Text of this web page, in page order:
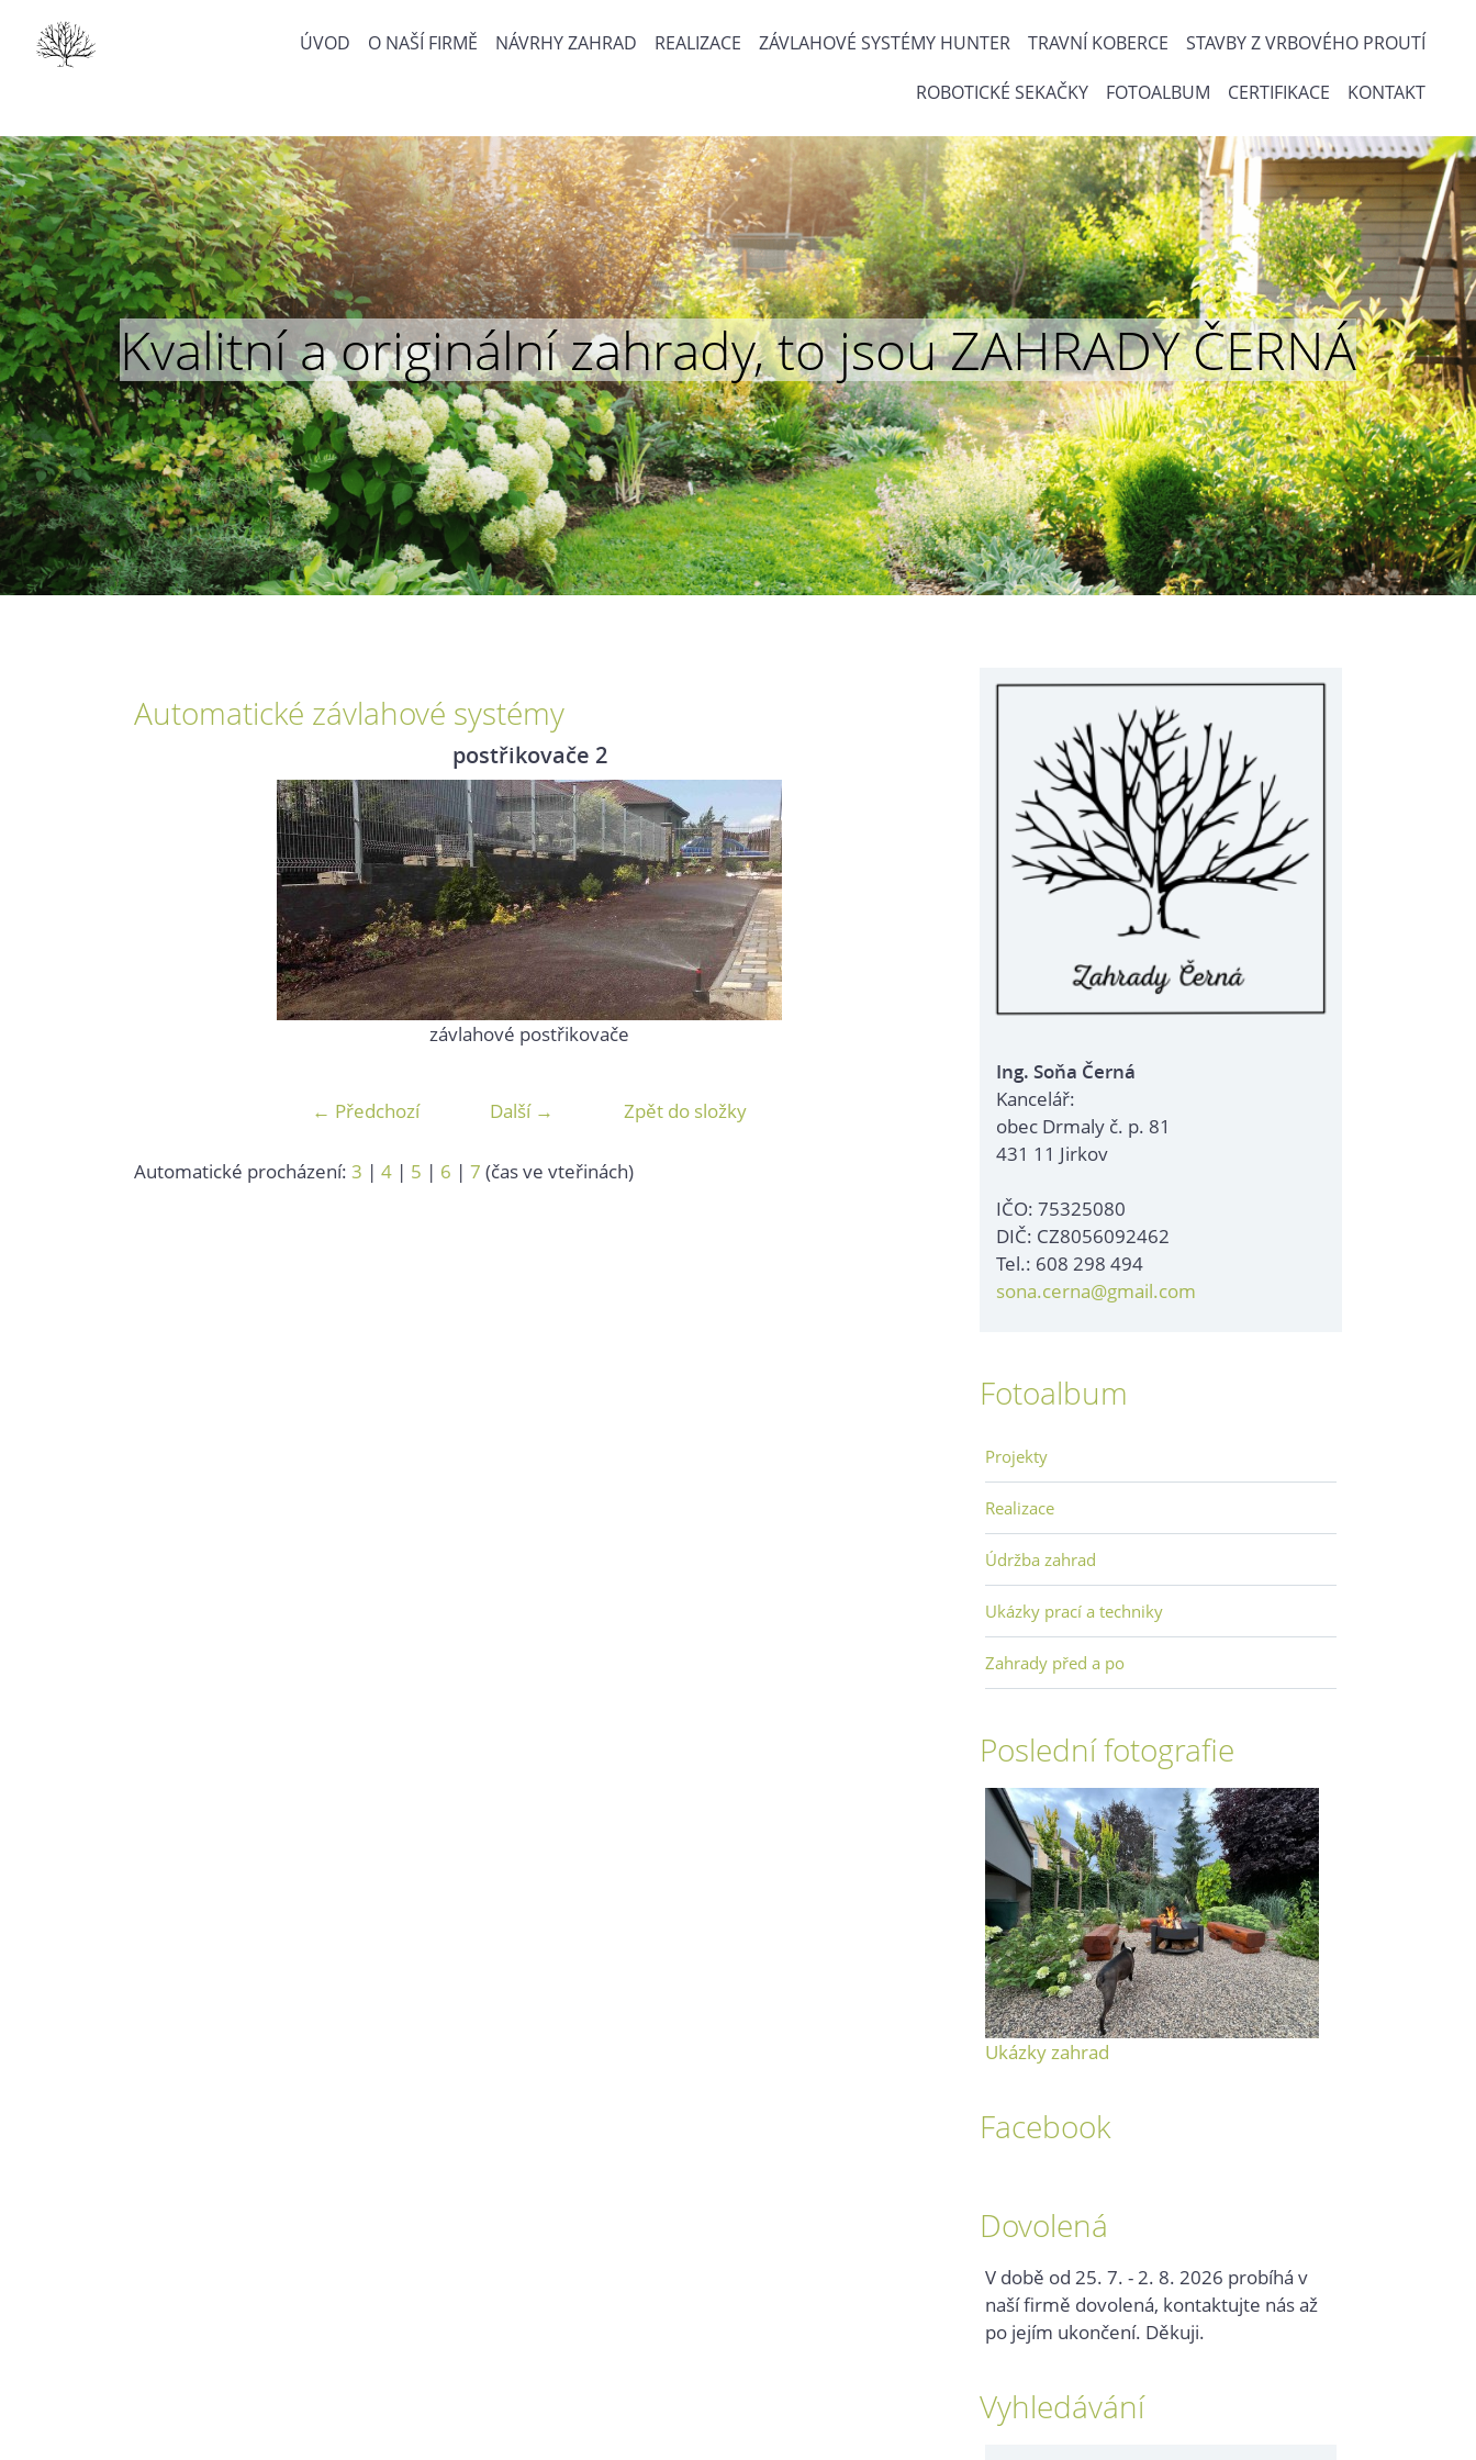
ÚVOD O NAŠÍ FIRMĚ NÁVRHY ZAHRAD REALIZACE ZÁVLAHOVÉ SYSTÉMY HUNTER TRAVNÍ KOBERCE STAVBY Z VRBOVÉHO PROUTÍ
ROBOTICKÉ SEKAČKY FOTOALBUM CERTIFIKACE KONTAKT
Kvalitní a originální zahrady, to jsou ZAHRADY ČERNÁ
Automatické závlahové systémy
postřikovače 2
závlahové postřikovače
← Předchozí Další → Zpět do složky
Automatické procházení: 3 | 4 | 5 | 6 | 7 (čas ve vteřinách)
Ing. Soňa Černá
Kancelář:
obec Drmaly č. p. 81
431 11 Jirkov
IČO: 75325080
DIČ: CZ8056092462
Tel.: 608 298 494
sona.cerna@gmail.com
Fotoalbum
Projekty
Realizace
Údržba zahrad
Ukázky prací a techniky
Zahrady před a po
Poslední fotografie
Ukázky zahrad
Facebook
Dovolená
V době od 25. 7. - 2. 8. 2026 probíhá v
naší firmě dovolená, kontaktujte nás až
po jejím ukončení. Děkuji.
Vyhledávání